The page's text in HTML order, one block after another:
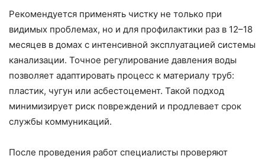
Рекомендуется применять чистку не только при
видимых проблемах, но и для профилактики раз в 12–18
месяцев в домах с интенсивной эксплуатацией системы
канализации. Точное регулирование давления воды
позволяет адаптировать процесс к материалу труб:
пластик, чугун или асбестоцемент. Такой подход
минимизирует риск повреждений и продлевает срок
службы коммуникаций.
После проведения работ специалисты проверяют